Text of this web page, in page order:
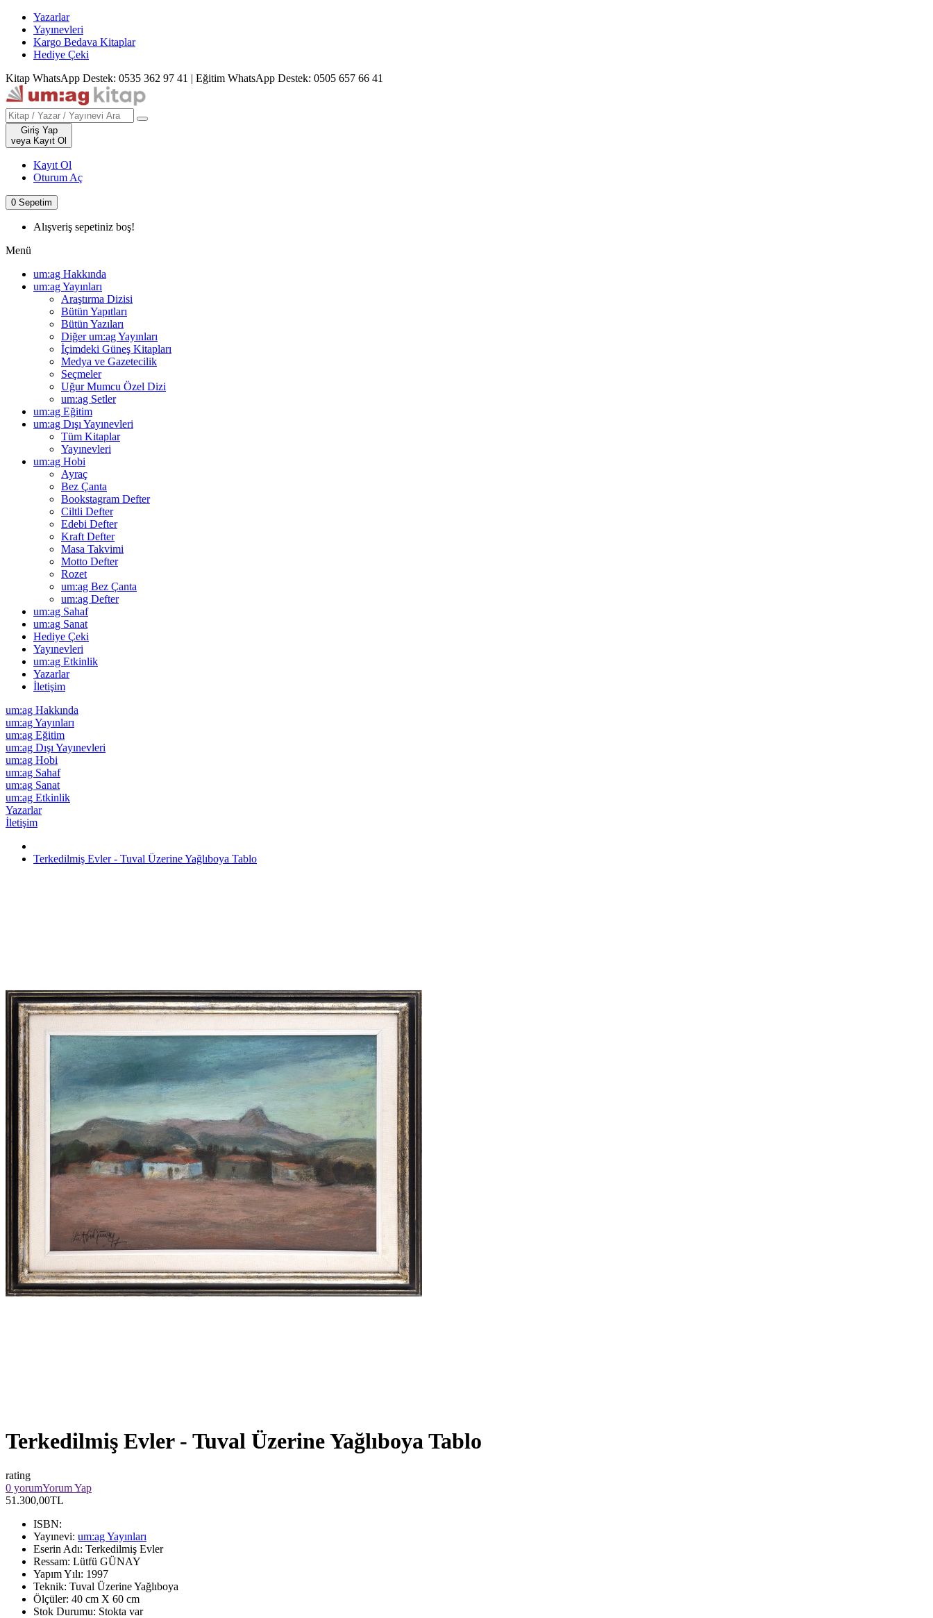
Yazarlar
Yayınevleri
Kargo Bedava Kitaplar
Hediye Çeki
Kitap WhatsApp Destek: 0535 362 97 41 | Eğitim WhatsApp Destek: 0505 657 66 41
Giriş Yap
veya Kayıt Ol
Kayıt Ol
Oturum Aç
0 Sepetim
Alışveriş sepetiniz boş!
Menü
um:ag Hakkında
um:ag Yayınları
Araştırma Dizisi
Bütün Yapıtları
Bütün Yazıları
Diğer um:ag Yayınları
İçimdeki Güneş Kitapları
Medya ve Gazetecilik
Seçmeler
Uğur Mumcu Özel Dizi
um:ag Setler
um:ag Eğitim
um:ag Dışı Yayınevleri
Tüm Kitaplar
Yayınevleri
um:ag Hobi
Ayraç
Bez Çanta
Bookstagram Defter
Ciltli Defter
Edebi Defter
Kraft Defter
Masa Takvimi
Motto Defter
Rozet
um:ag Bez Çanta
um:ag Defter
um:ag Sahaf
um:ag Sanat
Hediye Çeki
Yayınevleri
um:ag Etkinlik
Yazarlar
İletişim
um:ag Hakkında
um:ag Yayınları
um:ag Eğitim
um:ag Dışı Yayınevleri
um:ag Hobi
um:ag Sahaf
um:ag Sanat
um:ag Etkinlik
Yazarlar
İletişim
Terkedilmiş Evler - Tuval Üzerine Yağlıboya Tablo
Terkedilmiş Evler - Tuval Üzerine Yağlıboya Tablo
rating
0 yorumYorum Yap
51.300,00TL
ISBN:
Yayınevi: um:ag Yayınları
Eserin Adı: Terkedilmiş Evler
Ressam: Lütfü GÜNAY
Yapım Yılı: 1997
Teknik: Tuval Üzerine Yağlıboya
Ölçüler: 40 cm X 60 cm
Stok Durumu: Stokta var